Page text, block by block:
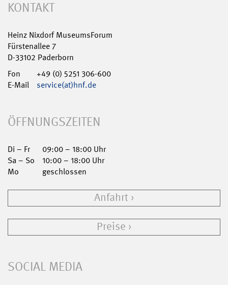
KONTAKT
Heinz Nixdorf MuseumsForum
Fürstenallee 7
D-33102 Paderborn
Fon
+49 (0) 5251 306-600
E-Mail
service(at)hnf.de
ÖFFNUNGSZEITEN
Di – Fr
09:00 – 18:00 Uhr
Sa – So
10:00 – 18:00 Uhr
Mo
geschlossen
Anfahrt
Preise
SOCIAL MEDIA